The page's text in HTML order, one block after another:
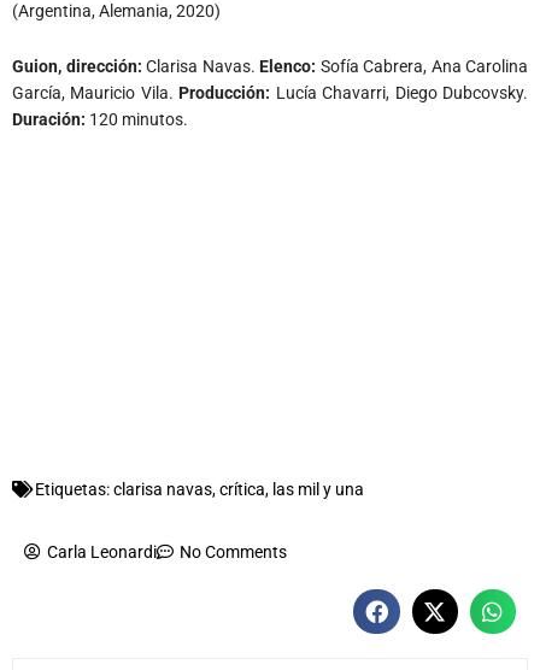
(Argentina, Alemania, 2020)
Guion, dirección: Clarisa Navas. Elenco: Sofía Cabrera, Ana Carolina
García, Mauricio Vila.Producción: Lucía Chavarri, Diego Dubcovsky.
Duración: 120 minutos.
Etiquetas:clarisa navas,crítica, las mil y una
Carla Leonardi No Comments